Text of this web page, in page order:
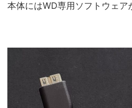
本体にはWD専用ソフトウェア